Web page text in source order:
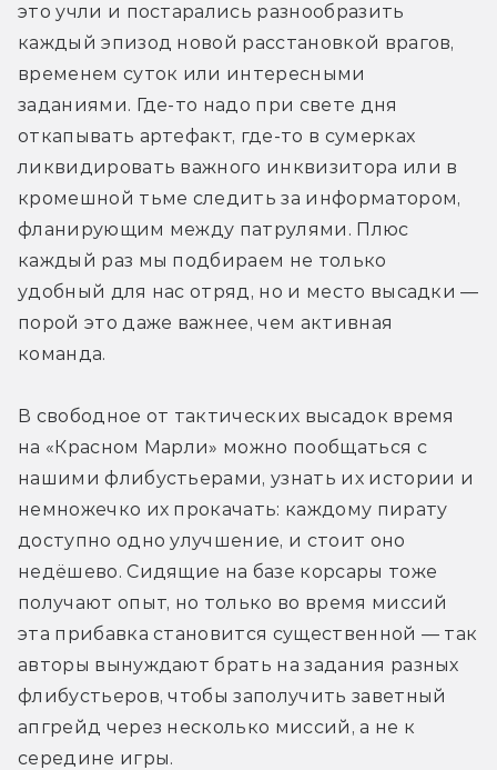
это учли и постарались разнообразить
каждый эпизод новой расстановкой врагов,
временем суток или интересными
заданиями. Где-то надо при свете дня
откапывать артефакт, где-то в сумерках
ликвидировать важного инквизитора или в
кромешной тьме следить за информатором,
фланирующим между патрулями. Плюс
каждый раз мы подбираем не только
удобный для нас отряд, но и место высадки —
порой это даже важнее, чем активная
команда.
В свободное от тактических высадок время
на «Красном Марли» можно пообщаться с
нашими флибустьерами, узнать их истории и
немножечко их прокачать: каждому пирату
доступно одно улучшение, и стоит оно
недёшево. Сидящие на базе корсары тоже
получают опыт, но только во время миссий
эта прибавка становится существенной — так
авторы вынуждают брать на задания разных
флибустьеров, чтобы заполучить заветный
апгрейд через несколько миссий, а не к
середине игры.